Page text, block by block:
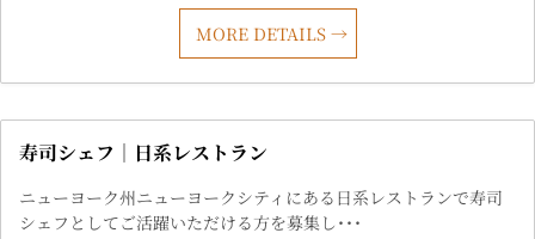
MORE DETAILS
寿司シェフ｜日系レストラン
ニューヨーク州ニューヨークシティにある日系レストランで寿司
シェフとしてご活躍いただける方を募集し･･･